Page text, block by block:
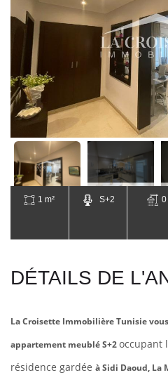
1 m² S+2 0
DÉTAILS DE
La Croisette Immobilière Tunisie
appartement meublé S+2occupant
résidence gardée à Sidi Daoud, La